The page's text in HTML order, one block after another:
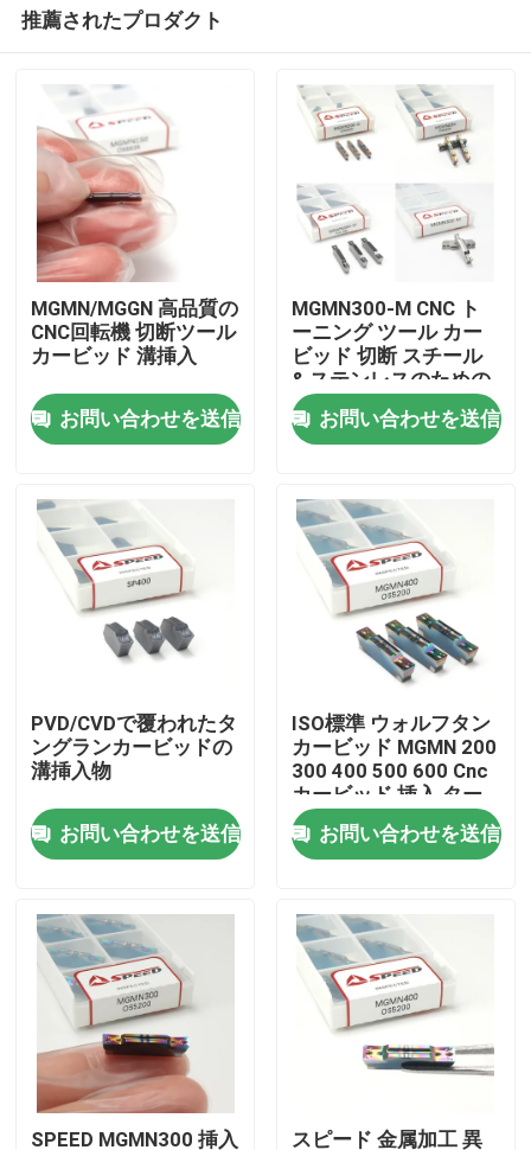
製品
ビデオ
会社案内
品質管理
お問い合わせ
ニュース
すべての場合
炭化物の製粉の挿入物
推薦されたプロダクト
MGMN/MGGN 高品質の
CNC回転機 切断ツール
カービッド 溝挿入
お問い合わせを送信
MGMN300-M CNC ト
ーニング ツール カー
ビッド 切断 スチール
& ステンレスのための
溝挿入
お問い合わせを送信
PVD/CVDで覆われたタ
ングランカービッドの
溝挿入物
お問い合わせを送信
ISO標準 ウォルフタン
カービッド MGMN 200
300 400 500 600 Cnc
カービッド 挿入 ター
ニング ツール 溝挿入
MGMNお問い合わせを送信
SPEED MGMN300 挿入 スピード 金属加工 異